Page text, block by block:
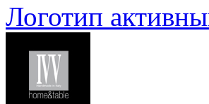
Логотип